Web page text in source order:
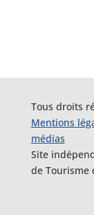
Tous droits
Mentions
médias
Site
de Tourisme